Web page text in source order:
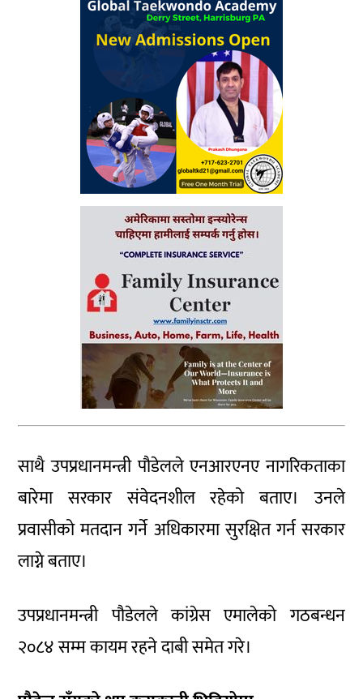
साथै उपप्रधानमन्त्री पौडेलले एनआरएनए नागरिकताका
बारेमा सरकार संवेदनशील रहेको बताए। उनले
प्रवासीको मतदान गर्ने अधिकारमा सुरक्षित गर्न सरकार
लाग्ने बताए।
उपप्रधानमन्त्री पौडेलले कांग्रेस एमालेको गठबन्धन
२०८४ सम्म कायम रहने दाबी समेत गरे।